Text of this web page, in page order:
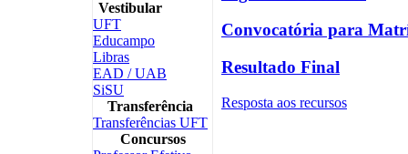
Vestibular
UFT
Educampo
Libras
EAD / UAB
SiSU
Transferência
Transferências UFT
Concursos
Convocatória para
Resultado Final
Resposta aos recursos